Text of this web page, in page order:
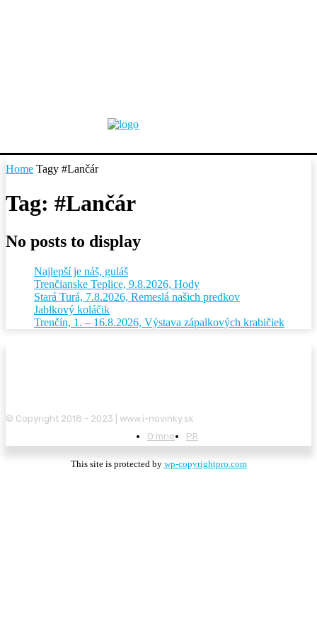
Home Tagy #Lančár
Tag: #Lančár
No posts to display
Najlepší je náš, guláš
Trenčianske Teplice, 9.8.2026, Hody
Stará Turá, 7.8.2026, Remeslá našich predkov
Jablkový koláčik
Trenčín, 1. – 16.8.2026, Výstava zápalkových krabičiek
© Copyright 2018 - 2023 | www.i-novinky.sk
O mne
PR
This site is protected by wp-copyrightpro.com